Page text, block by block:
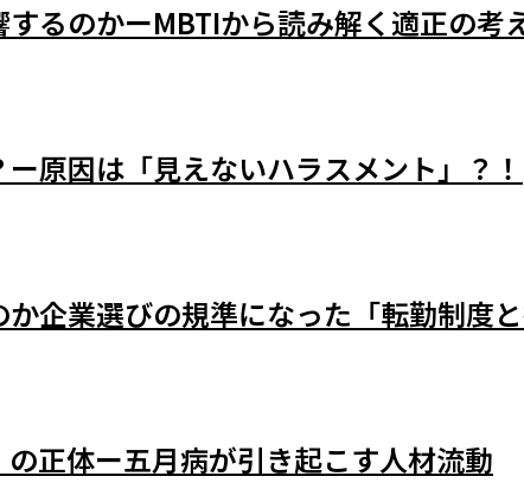
るのかーMBTIから読み解く適正の考
原因は「見えないハラスメント」？！
か企業選びの規準になった「転勤制度と
の正体ー五月病が引き起こす人材流動